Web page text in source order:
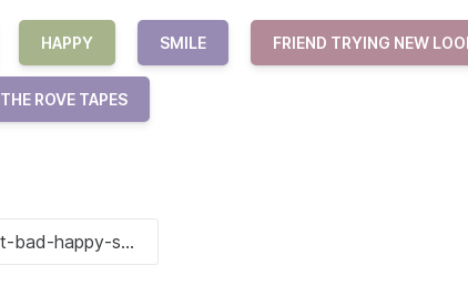
HAPPY SMILE FRIEND TRYING NEW
THE ROVE TAPES